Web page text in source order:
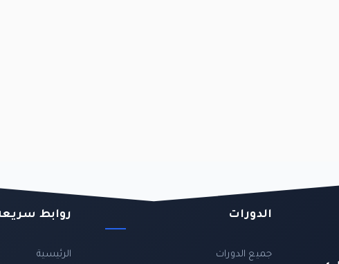
الدورات
جميع الدورات
روابط
الرئيسية